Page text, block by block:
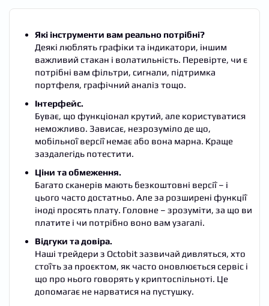
Які інструменти вам реально потрібні?
Деякі люблять графіки та індикатори, іншим
важливий стакан і волатильність. Перевірте, чи є
потрібні вам фільтри, сигнали, підтримка
портфеля, графічний аналіз тощо.
Інтерфейс.
Буває, що функціонал крутий, але користуватися
неможливо. Зависає, незрозуміло де що,
мобільної версії немає або вона марна. Краще
заздалегідь потестити.
Ціни та обмеження.
Багато сканерів мають безкоштовні версії – і
цього часто достатньо. Але за розширені функції
іноді просять плату. Головне – зрозуміти, за що ви
платите і чи потрібно воно вам узагалі.
Відгуки та довіра.
Наші трейдери з Octobit зазвичай дивляться, хто
стоїть за проєктом, як часто оновлюється сервіс і
що про нього говорять у криптоспільноті. Це
допомагає не нарватися на пустушку.